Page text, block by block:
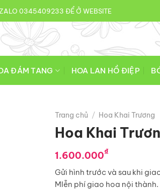
ZALO 0345409233 ĐỂ Ở WEBSITE
ĐÁM TANG HOA LAN HỒ ĐIỆP
Trang chủ / Hoa Khai Trương
Hoa Khai
1.600.000₫
Gửi hình trước và sau khi
MIễn phí giao hoa nội thành.